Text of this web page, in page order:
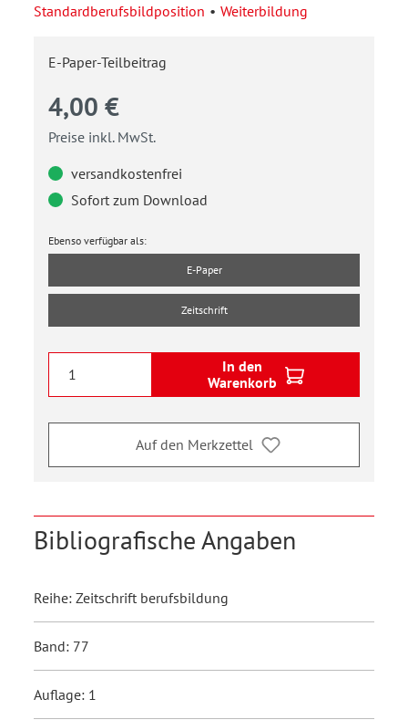
Standardberufsbildposition
Weiterbildung
E-Paper-Teilbeitrag
4,00 €
Preise inkl. MwSt.
versandkostenfrei
Sofort zum Download
Ebenso verfügbar als:
E-Paper
Zeitschrift
In den
Warenkorb
Auf den Merkzettel
Bibliografische Angaben
Reihe: Zeitschrift berufsbildung
Band: 77
Auflage: 1